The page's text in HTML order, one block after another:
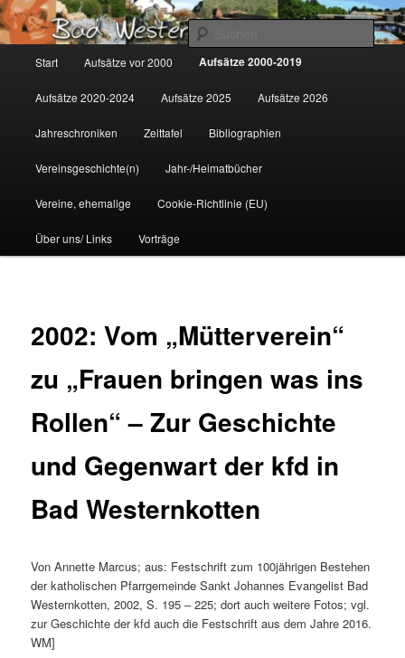
Zum
primären
Inhalt
springen
Gemeinsam für Bad Westernkotten
Start Aufsätze vor 2000 Aufsätze 2000-2019
Aufsätze 2020-2024 Aufsätze 2025 Aufsätze 2026
Jahreschroniken Zeittafel Bibliographien
Vereinsgeschichte(n) Jahr-/Heimatbücher
Vereine, ehemalige Cookie-Richtlinie (EU)
Über uns/ Links Vorträge
2002: Vom „Mütterverein“
zu „Frauen bringen was ins
Rollen“ – Zur Geschichte
und Gegenwart der kfd in
Bad Westernkotten
Von Annette Marcus; aus: Festschrift zum 100jährigen Bestehen
der katholischen Pfarrgemeinde Sankt Johannes Evangelist Bad
Westernkotten, 2002, S. 195 – 225; dort auch weitere Fotos; vgl.
zur Geschichte der kfd auch die Festschrift aus dem Jahre 2016.
WM]